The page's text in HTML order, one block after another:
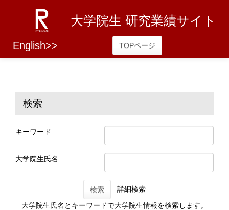
大学院生 研究業績サイト
English>> TOPページ
検索
キーワード
大学院生氏名
検索 詳細検索
大学院生氏名とキーワードで大学院生情報を検索します。